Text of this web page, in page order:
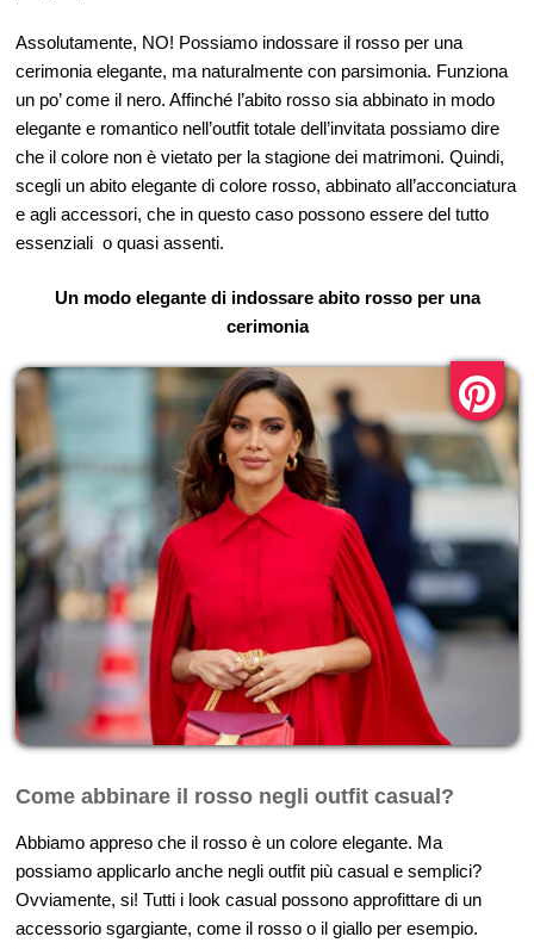
Assolutamente, NO! Possiamo indossare il rosso per una
cerimonia elegante, ma naturalmente con parsimonia. Funziona
un po’ come il nero. Affinché l’abito rosso sia abbinato in modo
elegante e romantico nell’outfit totale dell’invitata possiamo dire
che il colore non è vietato per la stagione dei matrimoni. Quindi,
scegli un abito elegante di colore rosso, abbinato all’acconciatura
e agli accessori, che in questo caso possono essere del tutto
essenziali o quasi assenti.
Un modo elegante di indossare abito rosso per una
cerimonia
Come abbinare il rosso negli outfit casual?
Abbiamo appreso che il rosso è un colore elegante. Ma
possiamo applicarlo anche negli outfit più casual e semplici?
Ovviamente, si! Tutti i look casual possono approfittare di un
accessorio sgargiante, come il rosso o il giallo per esempio.